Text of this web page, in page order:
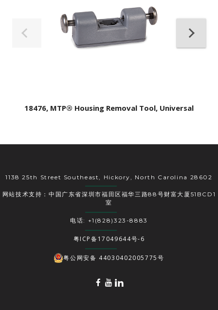
18476, MTP® Housing Removal Tool, Universal
1138 25th Street Southeast, Hickory, North Carolina 28602
网站技术支持：中国广东省深圳市福田区福华三路88号财富大厦51BCD1
室
电话: +1(828)323-8883
粤ICP备17049644号-6
粤公网安备 44030402005775号